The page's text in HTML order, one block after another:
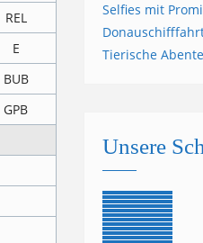
REL
E
BUB
GPB
Selfies mit
Tierische
Unsere